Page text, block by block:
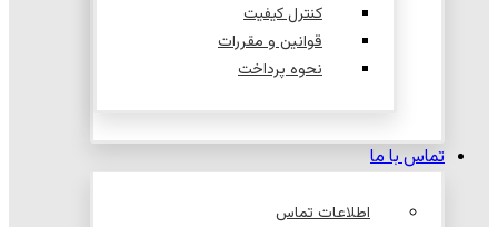
کنترل کیفیت
قوانین و مقررات
نحوه پرداخت
تماس با ما
اطلاعات تماس